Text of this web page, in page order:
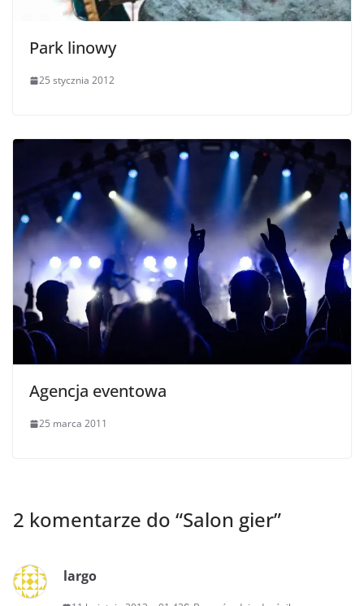
Park linowy
25 stycznia 2012
Agencja eventowa
25 marca 2011
2 komentarze do “Salon gier”
largo